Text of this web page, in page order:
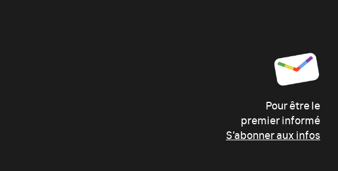
Pour être le
premier informé
S’abonner aux infos